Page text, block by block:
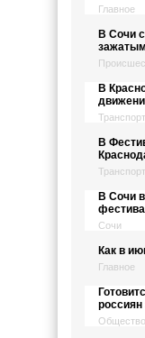
Главное
В Сочи
В
Транспорт
В
Транспорт
В Сочи
Сочи
Как в
Главное
россиян
Общество